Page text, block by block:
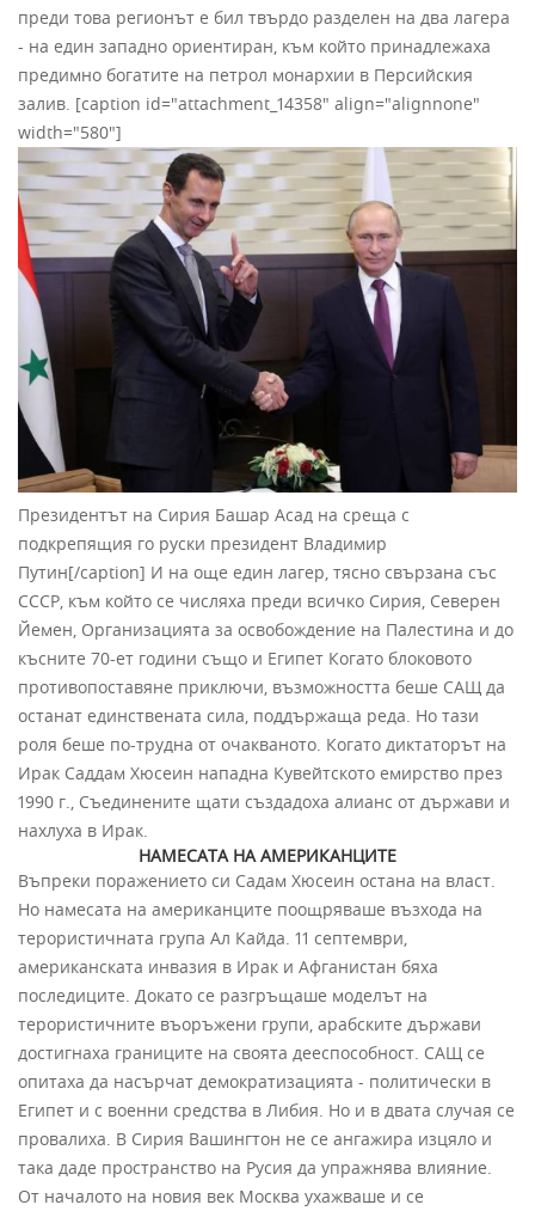
преди това регионът е бил твърдо разделен на два лагера
- на един западно ориентиран, към който принадлежаха
предимно богатите на петрол монархии в Персийския
залив. [caption id="attachment_14358" align="alignnone"
width="580"]
Президентът на Сирия Башар Асад на среща с
подкрепящия го руски президент Владимир
Путин[/caption] И на още един лагер, тясно свързана със
СССР, към който се числяха преди всичко Сирия, Северен
Йемен, Организацията за освобождение на Палестина и до
късните 70-ет години също и Египет Когато блоковото
противопоставяне приключи, възможността беше САЩ да
останат единствената сила, поддържаща реда. Но тази
роля беше по-трудна от очакваното. Когато диктаторът на
Ирак Саддам Хюсеин нападна Кувейтското емирство през
1990 г., Съединените щати създадоха алианс от държави и
нахлуха в Ирак.
НАМЕСАТА НА АМЕРИКАНЦИТЕ
Въпреки поражението си Садам Хюсеин остана на власт.
Но намесата на американците поощряваше възхода на
терористичната група Ал Кайда. 11 септември,
американската инвазия в Ирак и Афганистан бяха
последиците. Докато се разгръщаше моделът на
терористичните въоръжени групи, арабските държави
достигнаха границите на своята дееспособност. САЩ се
опитаха да насърчат демократизацията - политически в
Египет и с военни средства в Либия. Но и в двата случая се
провалиха. В Сирия Вашингтон не се ангажира изцяло и
така даде пространство на Русия да упражнява влияние.
От началото на новия век Москва ухажваше и се